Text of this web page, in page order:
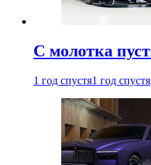
С молотка
1 год спустя1 год спустя